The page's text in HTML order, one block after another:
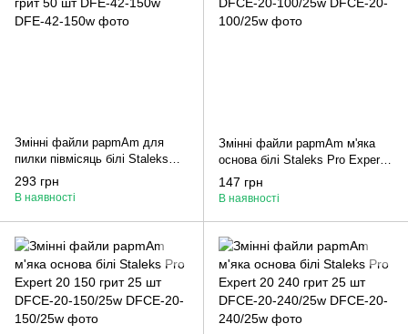
Змінні файли papmAm для
пилки півмісяць білі Staleks
Pro Expert 42 150 грит 50 шт
DFE-42-150w
293 грн
В наявності
Змінні файли papmAm м'яка
основа білі Staleks Pro Expert
20 100 грит 25 шт DFCE-20-
100/25w
147 грн
В наявності